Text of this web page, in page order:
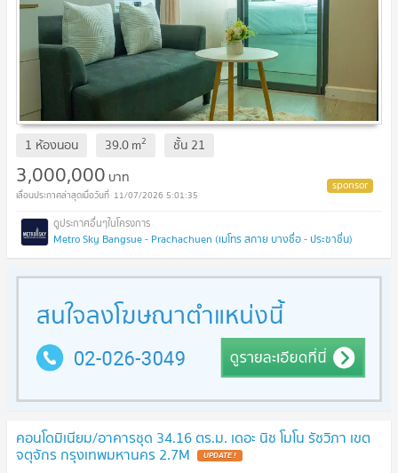
1 ห้องนอน 39.0m2 ชั้น 21
3,000,000 บาท
11/07/2026 5:01:35
Metro Sky Bangsue - Prachachuen (เมโทร สกาย บางซื่อ - ประชาชื่น)
คอนโดมิเนียม/อาคารชุด 34.16 ตร.ม. เดอะ นิช โมโน รัชวิภา เขต
จตุจักร กรุงเทพมหานคร 2.7M